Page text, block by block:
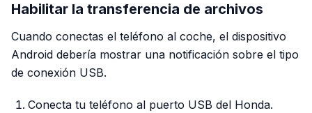
Habilitar la transferencia de archivos
Cuando conectas el teléfono al coche, el dispositivo
Android debería mostrar una notificación sobre el tipo
de conexión USB.
Conecta tu teléfono al puerto USB del Honda.